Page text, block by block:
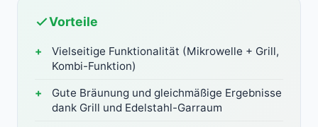
Vorteile
Vielseitige Funktionalität (Mikrowelle + Grill,
Kombi-Funktion)
Gute Bräunung und gleichmäßige Ergebnisse
dank Grill und Edelstahl-Garraum